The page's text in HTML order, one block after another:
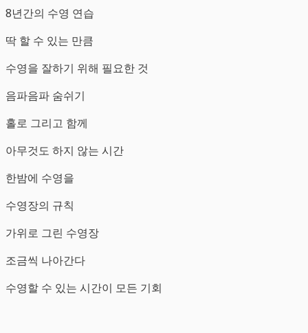
8년간의 수영 연습
딱 할 수 있는 만큼
수영을 잘하기 위해 필요한 것
음파음파 숨쉬기
홀로 그리고 함께
아무것도 하지 않는 시간
한밤에 수영을
수영장의 규칙
가위로 그린 수영장
조금씩 나아간다
수영할 수 있는 시간이 모든 기회